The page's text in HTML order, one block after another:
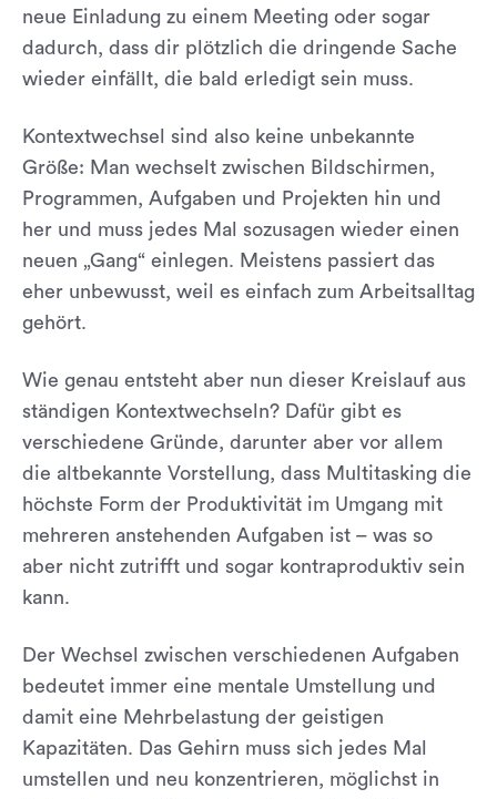
neue Einladung zu einem Meeting oder sogar
dadurch, dass dir plötzlich die dringende Sache
wieder einfällt, die bald erledigt sein muss.
Kontextwechsel sind also keine unbekannte
Größe: Man wechselt zwischen Bildschirmen,
Programmen, Aufgaben und Projekten hin und
her und muss jedes Mal sozusagen wieder einen
neuen „Gang“ einlegen. Meistens passiert das
eher unbewusst, weil es einfach zum Arbeitsalltag
gehört.
Wie genau entsteht aber nun dieser Kreislauf aus
ständigen Kontextwechseln? Dafür gibt es
verschiedene Gründe, darunter aber vor allem
die altbekannte Vorstellung, dass Multitasking die
höchste Form der Produktivität im Umgang mit
mehreren anstehenden Aufgaben ist – was so
aber nicht zutrifft und sogar kontraproduktiv sein
kann.
Der Wechsel zwischen verschiedenen Aufgaben
bedeutet immer eine mentale Umstellung und
damit eine Mehrbelastung der geistigen
Kapazitäten. Das Gehirn muss sich jedes Mal
umstellen und neu konzentrieren, möglichst in